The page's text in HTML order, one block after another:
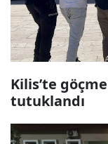
Kilis’te
tutuklandı